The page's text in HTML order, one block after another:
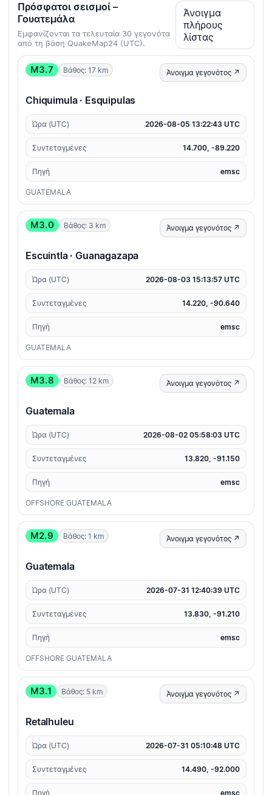
Πρόσφατοι σεισμοί –
Γουατεμάλα
Εμφανίζονται τα τελευταία 30 γεγονότα
από τη βάση QuakeMap24 (UTC).
Άνοιγμα
πλήρους
λίστας
M3.7 Βάθος: 17 km Άνοιγμα γεγονότος ↗
Chiquimula · Esquipulas
Ώρα (UTC) 2026-08-05 13:22:43 UTC
Συντεταγμένες 14.700, -89.220
Πηγή emsc
GUATEMALA
M3.0 Βάθος: 3 km Άνοιγμα γεγονότος ↗
Escuintla · Guanagazapa
Ώρα (UTC) 2026-08-03 15:13:57 UTC
Συντεταγμένες 14.220, -90.640
Πηγή emsc
GUATEMALA
M3.8 Βάθος: 12 km Άνοιγμα γεγονότος ↗
Guatemala
Ώρα (UTC) 2026-08-02 05:58:03 UTC
Συντεταγμένες 13.820, -91.150
Πηγή emsc
OFFSHORE GUATEMALA
M2.9 Βάθος: 1 km Άνοιγμα γεγονότος ↗
Guatemala
Ώρα (UTC) 2026-07-31 12:40:39 UTC
Συντεταγμένες 13.830, -91.210
Πηγή emsc
OFFSHORE GUATEMALA
M3.1 Βάθος: 5 km Άνοιγμα γεγονότος ↗
Retalhuleu
Ώρα (UTC) 2026-07-31 05:10:48 UTC
Συντεταγμένες 14.490, -92.000
Πηγή emsc